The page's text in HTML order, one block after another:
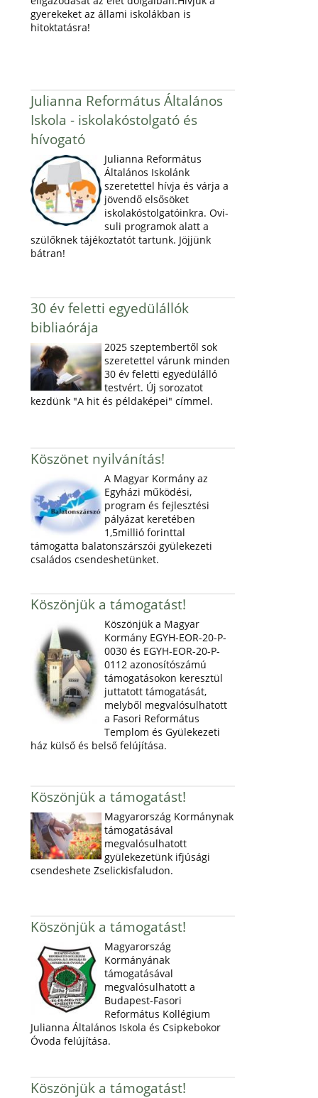
gyerekeket az állami iskolákban is
hitoktatásra!
Julianna Református Általános
Iskola - iskolakóstolgató és
hívogató
Julianna Református
Általános Iskolánk
szeretettel hívja és várja a
jövendő elsősöket
iskolakóstolgatóinkra. Ovi-
suli programok alatt a
szülőknek tájékoztatót tartunk. Jöjjünk
bátran!
30 év feletti egyedülállók
bibliaórája
2025 szeptembertől sok
szeretettel várunk minden
30 év feletti egyedülálló
testvért. Új sorozatot
kezdünk "A hit és példaképei" címmel.
Köszönet nyilvánítás!
A Magyar Kormány az
Egyházi működési,
program és fejlesztési
pályázat keretében
1,5millió forinttal
támogatta balatonszárszói gyülekezeti
családos csendeshetünket.
Köszönjük a támogatást!
Köszönjük a Magyar
Kormány EGYH-EOR-20-P-
0030 és EGYH-EOR-20-P-
0112 azonosítószámú
támogatásokon keresztül
juttatott támogatását,
melyből megvalósulhatott
a Fasori Református
Templom és Gyülekezeti
ház külső és belső felújítása.
Köszönjük a támogatást!
Magyarország Kormánynak
támogatásával
megvalósulhatott
gyülekezetünk ifjúsági
csendeshete Zselickisfaludon.
Köszönjük a támogatást!
Magyarország
Kormányának
támogatásával
megvalósulhatott a
Budapest-Fasori
Református Kollégium
Julianna Általános Iskola és Csipkebokor
Óvoda felújítása.
Köszönjük a támogatást!